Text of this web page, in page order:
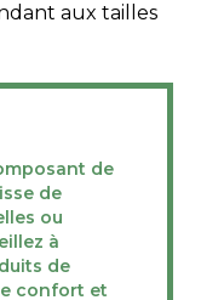
aux tailles
de
de
ou
à
de
confort et